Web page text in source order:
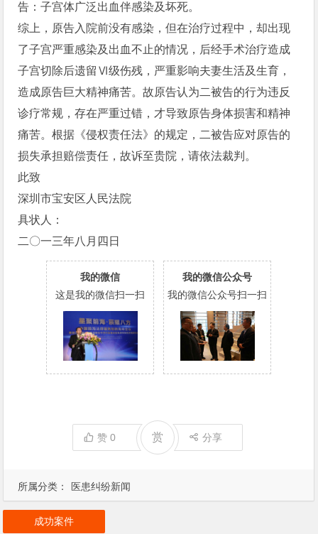
所属分类： 医患纠纷新闻
告：子宫体广泛出血伴感染及坏死。
综上，原告入院前没有感染，但在治疗过程中，却出现
了子宫严重感染及出血不止的情况，后经手术治疗造成
子宫切除后遗留Ⅵ级伤残，严重影响夫妻生活及生育，
造成原告巨大精神痛苦。故原告认为二被告的行为违反
诊疗常规，存在严重过错，才导致原告身体损害和精神
痛苦。根据《侵权责任法》的规定，二被告应对原告的
损失承担赔偿责任，故诉至贵院，请依法裁判。
此致
深圳市宝安区人民法院
具状人：
二〇一三年八月四日
我的微信
这是我的微信扫一扫
我的微信公众号
我的微信公众号扫一扫
赞0 赏 分享
成功案件